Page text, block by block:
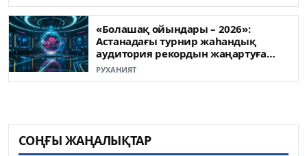
«Болашақ ойындары – 2026»:
Астанадағы турнир жаһандық
аудитория рекордын жаңартуға
жақын
РУХАНИЯТ
СОҢҒЫ ЖАҢАЛЫҚТАР